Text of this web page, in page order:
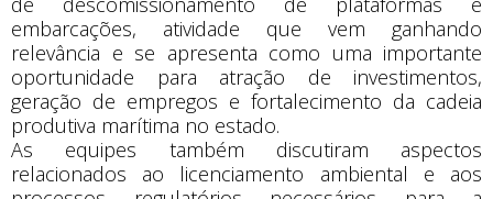
embarcações, atividade que vem ganhando
relevância e se apresenta como uma importante
oportunidade para atração de investimentos,
geração de empregos e fortalecimento da cadeia
produtiva marítima no estado.
As equipes também discutiram aspectos
relacionados ao licenciamento ambiental e aos